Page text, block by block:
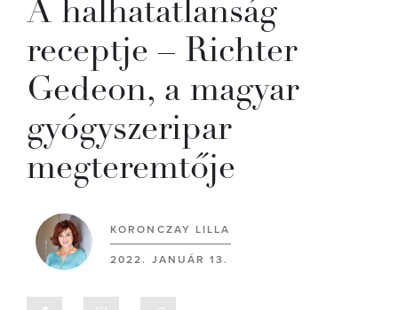
A halhatatlanság
receptje – Richter
Gedeon, a magyar
gyógyszeripar
megteremtője
KORONCZAY LILLA
2022. JANUÁR 13.